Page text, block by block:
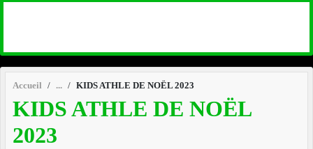
Accueil KIDS ATHLE DE NOËL 2023
KIDS ATHLE DE NOËL
2023